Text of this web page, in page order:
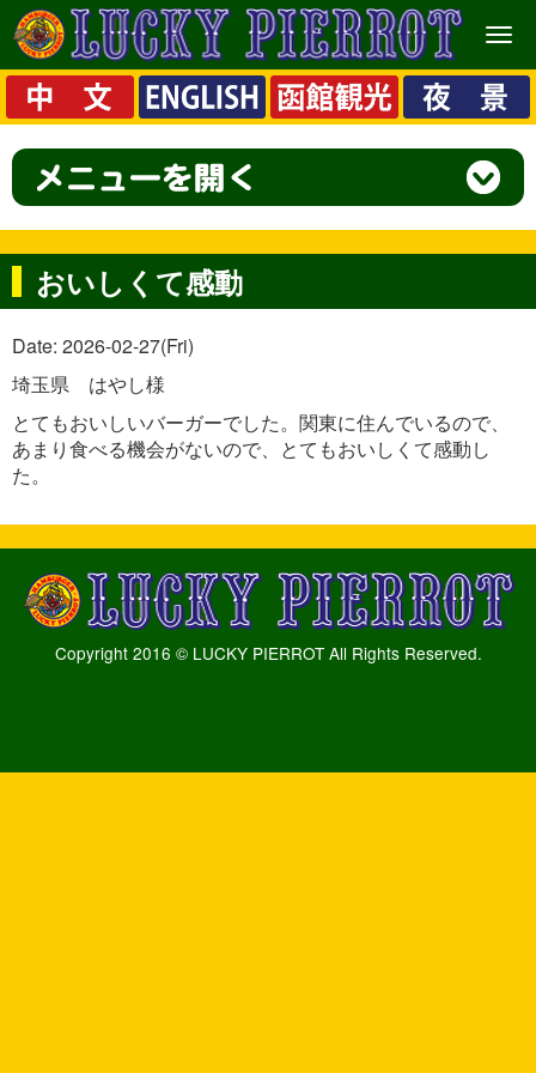
メ
ニ
ュ
ー
おいしくて感動
Date: 2026-02-27(Fri)
埼玉県 はやし様
とてもおいしいバーガーでした。関東に住んでいるので、
あまり食べる機会がないので、とてもおいしくて感動し
た。
Copyright 2016 © LUCKY PIERROT All Rights Reserved.